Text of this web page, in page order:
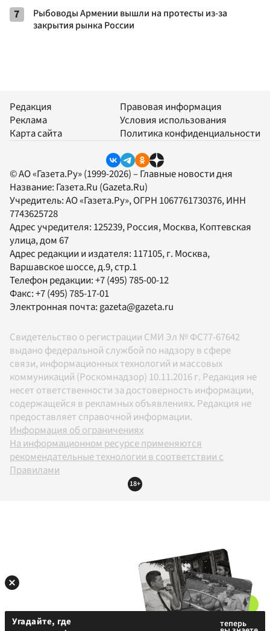
7
Рыбоводы Армении вышли на протесты из-за
закрытия рынка России
Редакция
Реклама
Карта сайта
Правовая информация
Условия использования
Политика конфиденциальности
© АО «Газета.Ру» (1999-2026) – Главные новости дня
Название: Газета.Ru (Gazeta.Ru)
Учредитель:АО «Газета.Ру», ОГРН 1067761730376, ИНН
7743625728
Адрес учредителя: 125239, Россия, Москва, Коптевская
улица, дом 67
Адрес редакции и издателя: 117105, г. Москва,
Варшавское шоссе, д.9, стр.1
Телефон редакции:+7 (495) 785-00-12
Факс:+7 (495) 785-17-01
Электронная почта: gazeta@gazeta.ru
Свидетельство о регистрации СМИ Эл № ФС77-67642
выдано федеральной службой по надзору в сфере
связи, информационных технологий и массовых
коммуникаций (Роскомнадзор) 10.11.2016 г. Редакция не
несет ответственности за достоверность информации,
содержащейся в рекламных объявлениях. Редакция не
предоставляет справочной информации.
Информация об ограничениях
На информационном ресурсе применяются
рекомендательные технологии в соответствии с
Правилами
18+
Угадайте, где